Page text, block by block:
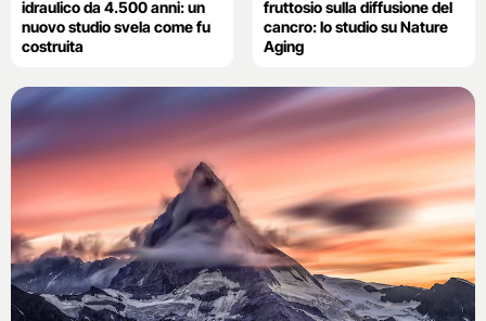
idraulico da 4.500 anni: un
nuovo studio svela come fu
costruita
fruttosio sulla diffusione del
cancro: lo studio su Nature
Aging